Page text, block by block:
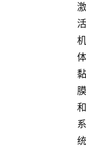
激
活
机
体
黏
膜
和
系
统